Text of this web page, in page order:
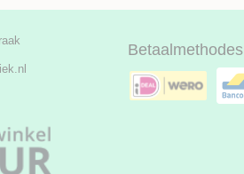
Betaalmethodes